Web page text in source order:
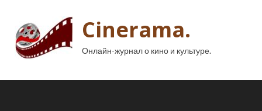
Cinerama.
Онлайн-журнал о кино и культуре.